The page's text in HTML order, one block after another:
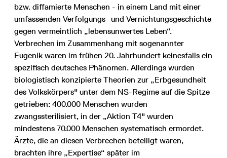
bzw. diffamierte Menschen - in einem Land mit einer
umfassenden Verfolgungs- und Vernichtungsgeschichte
gegen vermeintlich „lebensunwertes Leben“.
Verbrechen im Zusammenhang mit sogenannter
Eugenik waren im frühen 20. Jahrhundert keinesfalls ein
spezifisch deutsches Phänomen. Allerdings wurden
biologistisch konzipierte Theorien zur „Erbgesundheit
des Volkskörpers" unter dem NS-Regime auf die Spitze
getrieben: 400.000 Menschen wurden
zwangssterilisiert, in der „Aktion T4" wurden
mindestens 70.000 Menschen systematisch ermordet.
Ärzte, die an diesen Verbrechen beteiligt waren,
brachten ihre „Expertise“ später im